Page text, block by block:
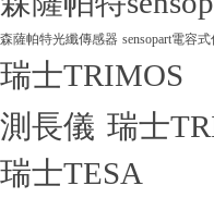
森薩帕特光纖傳感器 sensopart電容
瑞士TRIMOS
測長儀 瑞士
瑞士TESA